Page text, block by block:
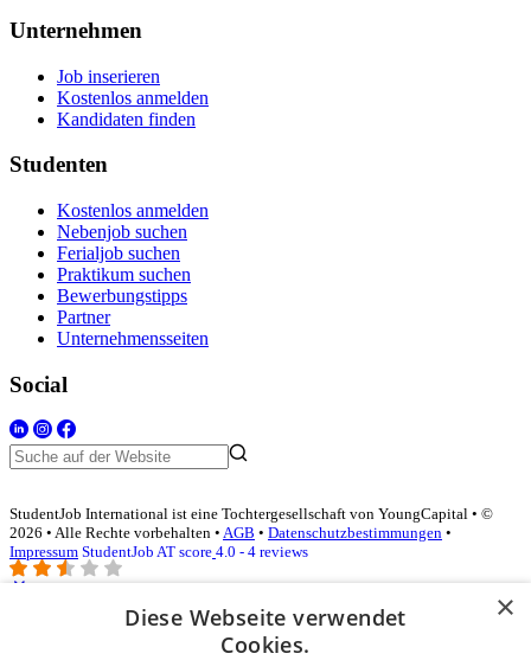
Unternehmen
Job inserieren
Kostenlos anmelden
Kandidaten finden
Studenten
Kostenlos anmelden
Nebenjob suchen
Ferialjob suchen
Praktikum suchen
Bewerbungstipps
Partner
Unternehmensseiten
Social
StudentJob International ist eine Tochtergesellschaft von YoungCapital • ©
2026 • Alle Rechte vorbehalten • AGB • Datenschutzbestimmungen •
Impressum StudentJob AT score 4.0 - 4 reviews
Login für Unternehmen
×
Diese Webseite verwendet
Cookies.